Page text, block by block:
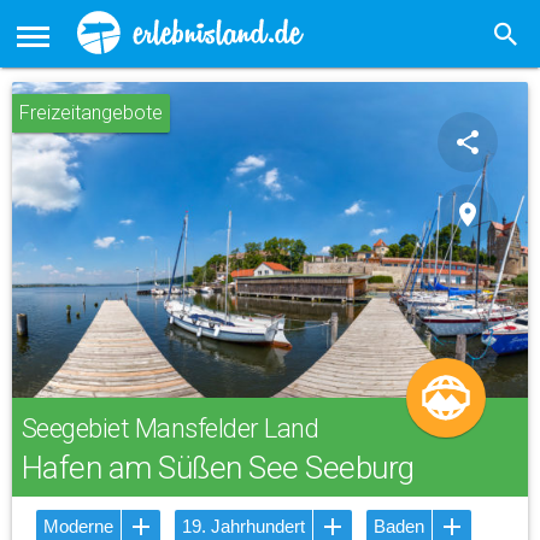
Freizeitangebote
Seegebiet Mansfelder Land
Hafen am Süßen See Seeburg
share
place
Moderne 19. Jahrhundert
Baden